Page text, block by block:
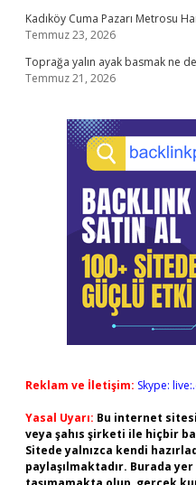
Kadıköy Cuma Pazarı Metrosu
Temmuz 23, 2026
Toprağa yalın ayak basmak ne
Temmuz 21, 2026
Reklam ve İletişim: Skype:
Yasal Uyarı: Bu internet
veya şahıs şirketi ile hiçbir
Sitede yalnızca kendi
paylaşılmaktadır. Burada